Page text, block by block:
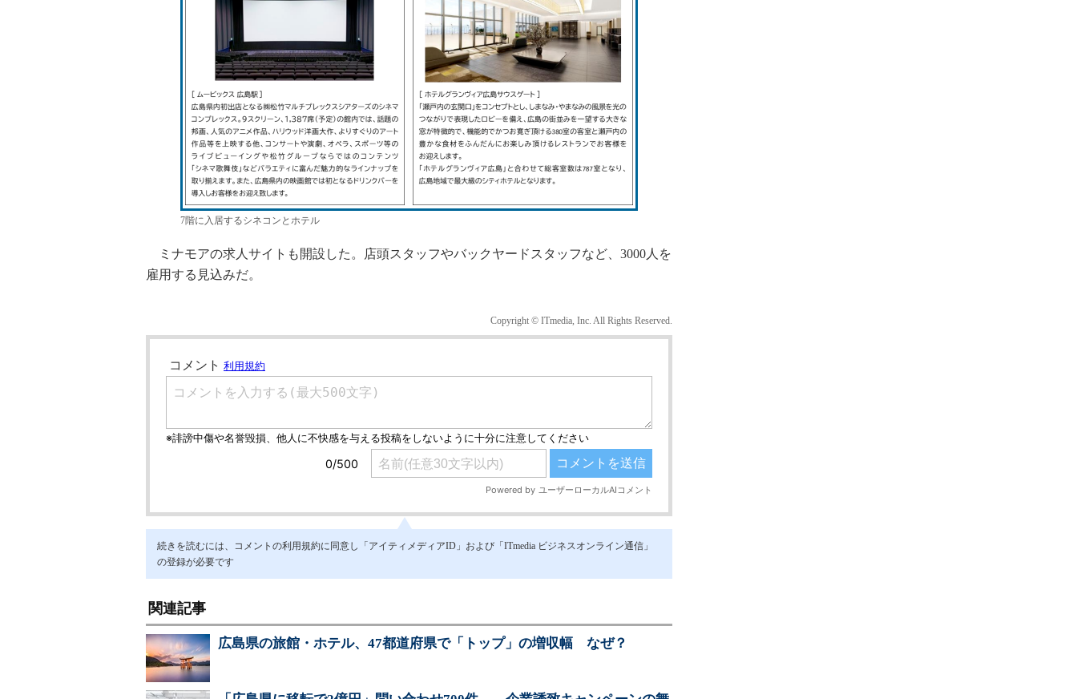
7階に入居するシネコンとホテル
ミナモアの求人サイトも開設した。店頭スタッフやバックヤードスタッフなど、3000人を
雇用する見込みだ。
Copyright © ITmedia, Inc. All Rights Reserved.
続きを読むには、コメントの利用規約に同意し「アイティメディアID」および「ITmedia ビジネスオンライン通信」
の登録が必要です
関連記事
広島県の旅館・ホテル、47都道府県で「トップ」の増収幅 なぜ？